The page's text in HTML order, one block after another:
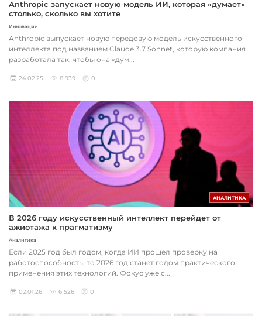
Anthropic запускает новую модель ИИ, которая «думает»
столько, сколько вы хотите
Инновации
Anthropic выпускает новую передовую модель искусственного
интеллекта под названием Claude 3.7 Sonnet, которую компания
разработала так, чтобы она «дум...
24.02.25 8 939 0
АНАЛИТИКА
В 2026 году искусственный интеллект перейдет от
ажиотажа к прагматизму
Аналитика
Если 2025 год был годом, когда ИИ прошел проверку на
работоспособность, то 2026 год станет годом практического
применения этих технологий. Фокус уже с...
02.01.26 6 526 0